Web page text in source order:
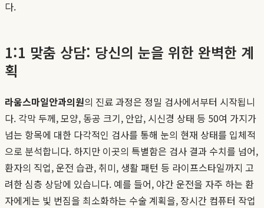
다.
1:1 맞춤 상담: 당신의 눈을 위한 완벽한 계
획
라움스마일안과의원의 진료 과정은 정밀 검사에서부터 시작됩니
다. 각막 두께, 모양, 동공 크기, 안압, 시신경 상태 등 50여 가지가
넘는 항목에 대한 다각적인 검사를 통해 눈의 현재 상태를 입체적
으로 분석합니다. 하지만 이곳의 특별함은 검사 결과 수치를 넘어,
환자의 직업, 운전 습관, 취미, 생활 패턴 등 라이프스타일까지 고
려한 심층 상담에 있습니다. 예를 들어, 야간 운전을 자주 하는 환
자에게는 빛 번짐을 최소화하는 수술 계획을, 장시간 컴퓨터 작업